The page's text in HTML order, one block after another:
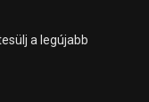
a legújabb